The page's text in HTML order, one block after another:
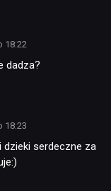
18:22
dadza?
18:23
dzieki serdeczne za